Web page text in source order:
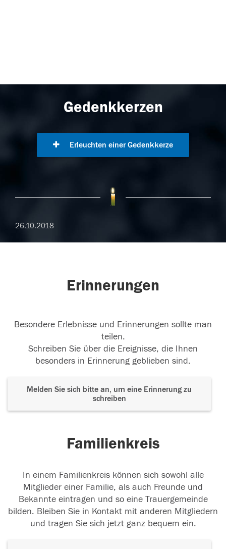
Gedenkkerzen
Erleuchten einer Gedenkkerze
26.10.2018
Erinnerungen
Besondere Erlebnisse und Erinnerungen sollte man
teilen.
Schreiben Sie über die Ereignisse, die Ihnen
besonders in Erinnerung geblieben sind.
Melden Sie sich bitte an, um eine Erinnerung zu
schreiben
Familienkreis
In einem Familienkreis können sich sowohl alle
Mitglieder einer Familie, als auch Freunde und
Bekannte eintragen und so eine Trauergemeinde
bilden. Bleiben Sie in Kontakt mit anderen Mitgliedern
und tragen Sie sich jetzt ganz bequem ein.